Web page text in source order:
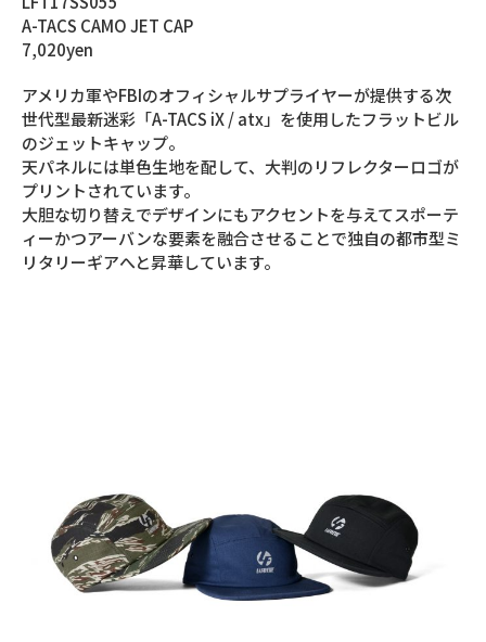
A-TACS CAMO JET CAP
7,020yen
アメリカ軍やFBIのオフィシャルサプライヤーが提供する次
世代型最新迷彩「A-TACS iX / atx」を使用したフラットビル
のジェットキャップ。
天パネルには単色生地を配して、大判のリフレクターロゴが
プリントされています。
大胆な切り替えでデザインにもアクセントを与えてスポーテ
ィーかつアーバンな要素を融合させることで独自の都市型ミ
リタリーギアへと昇華しています。